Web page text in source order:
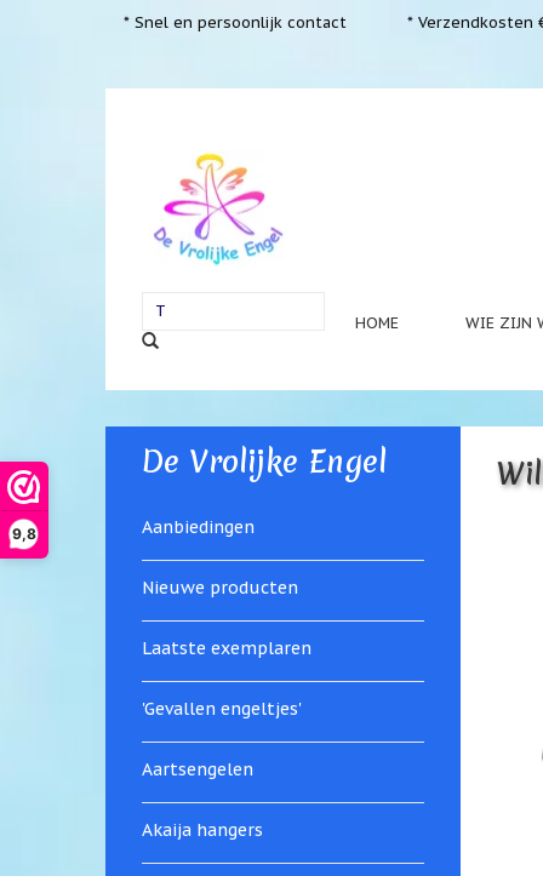
9,8
* Snel en persoonlijk contact * Verzendkosten
HOME WIE ZIJN
De Vrolijke Engel
Aanbiedingen
Nieuwe producten
Laatste exemplaren
'Gevallen engeltjes'
Aartsengelen
Akaija hangers